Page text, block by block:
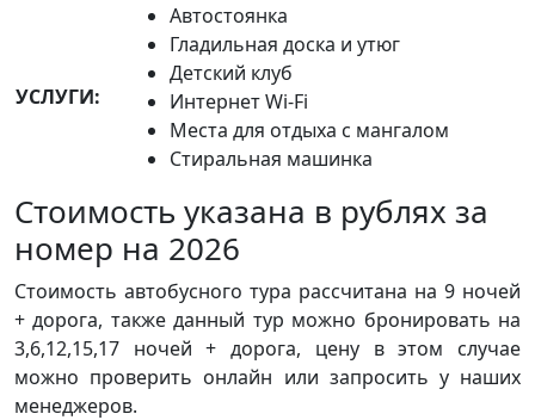
УСЛУГИ:
Автостоянка
Гладильная доска и утюг
Детский клуб
Интернет Wi-Fi
Места для отдыха с мангалом
Стиральная машинка
Стоимость указана в рублях за
номер на 2026
Стоимость автобусного тура рассчитана на 9 ночей
+ дорога, также данный тур можно бронировать на
3,6,12,15,17 ночей + дорога, цену в этом случае
можно проверить онлайн или запросить у наших
менеджеров.